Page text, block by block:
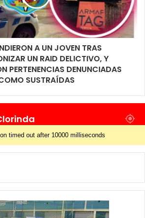
A UN JOVEN TRAS
UN RAID DELICTIVO, Y
PERTENENCIAS DENUNCIADAS
SUSTRAÍDAS
timed out after 10000 milliseconds